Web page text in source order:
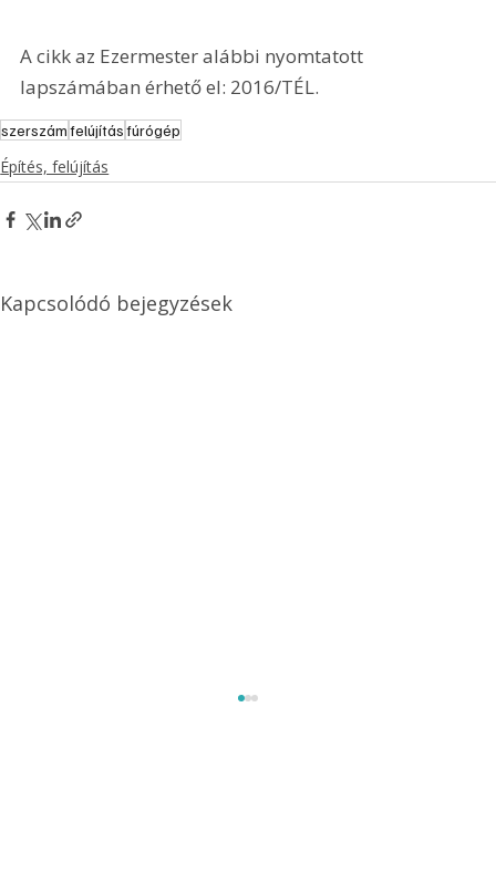
A cikk az Ezermester alábbi nyomtatott
lapszámában érhető el: 2016/TÉL.
szerszámfelújításfúrógép
Építés, felújítás
Kapcsolódó bejegyzések